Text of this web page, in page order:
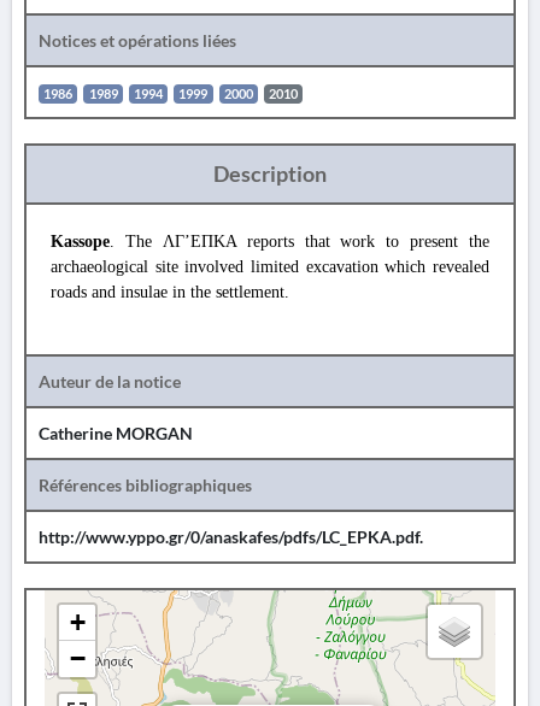
Notices et opérations liées
1986 1989 1994 1999 2000 2010
Description
Kassope. The ΛΓ’ΕΠΚΑ reports that work to present the
archaeological site involved limited excavation which revealed
roads and insulae in the settlement.
Auteur de la notice
Catherine MORGAN
Références bibliographiques
http://www.yppo.gr/0/anaskafes/pdfs/LC_EPKA.pdf.
+
−